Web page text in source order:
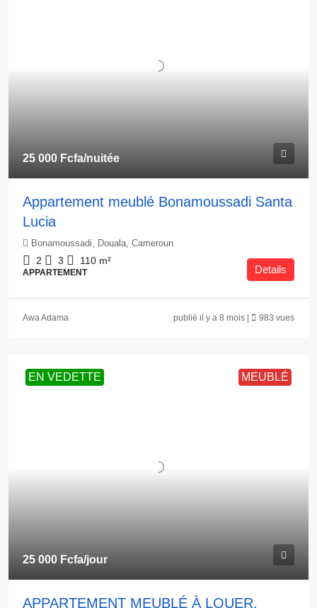
25 000 Fcfa/nuitée
Appartement meublé Bonamoussadi Santa
Lucia
Bonamoussadi, Douala, Cameroun
2 3 110 m²
APPARTEMENT Details
Awa Adama publié il y a 8 mois | 983 vues
EN VEDETTE MEUBLÉ
25 000 Fcfa/jour
APPARTEMENT MEUBLÉ À LOUER,